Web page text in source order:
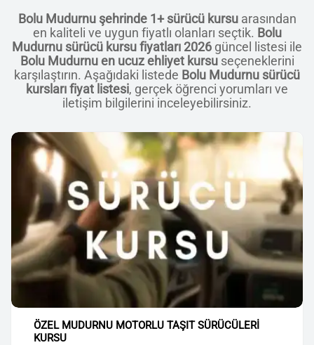
Bolu Mudurnu şehrinde 1+ sürücü kursuarasından
en kaliteli ve uygun fiyatlı olanları seçtik. Bolu
Mudurnu sürücü kursu fiyatları 2026 güncel listesi ile
Bolu Mudurnu en ucuz ehliyet kursuseçeneklerini
karşılaştırın. Aşağıdaki listede Bolu Mudurnu sürücü
kursları fiyat listesi, gerçek öğrenci yorumları ve
iletişim bilgilerini inceleyebilirsiniz.
ÖZEL MUDURNU MOTORLU TAŞIT SÜRÜCÜLERİ
KURSU